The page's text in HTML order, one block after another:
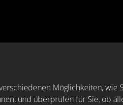
Möglichkeiten, wie
und überprüfen für Sie, ob